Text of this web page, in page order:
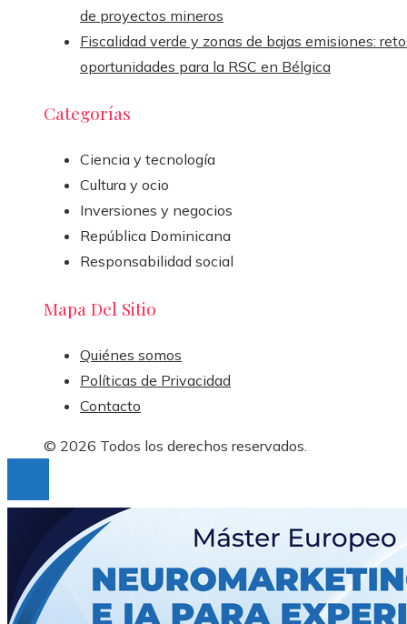
de proyectos mineros
Fiscalidad verde y zonas de bajas emisiones:
oportunidades para la RSC en Bélgica
Categorías
Ciencia y tecnología
Cultura y ocio
Inversiones y negocios
República Dominicana
Responsabilidad social
Mapa Del Sitio
Quiénes somos
Políticas de Privacidad
Contacto
© 2026 Todos los derechos reservados.